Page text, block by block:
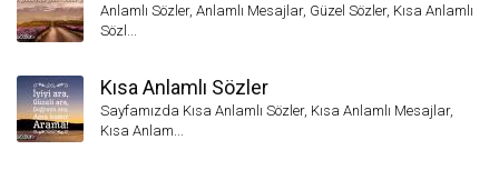
Anlamlı Sözler, Anlamlı Mesajlar, Güzel Sözler, Kısa Anlamlı
Sözl...
Kısa Anlamlı Sözler
Sayfamızda Kısa Anlamlı Sözler, Kısa Anlamlı Mesajlar,
Kısa Anlam...